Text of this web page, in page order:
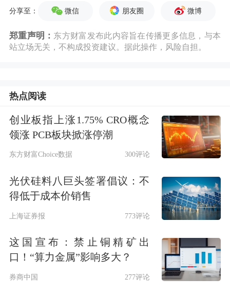
破“7”，但很快又回到“7”以内，汇率弹
破“7”，然后又回到“7”以下，整个经济
是稳定的。人民币汇率还会在合理均衡
动也是市场驱动的，而这种波动对经济
是有好处的，对我国进出口、对大家的
因何贬值？
分享至： 微信 朋友圈 微博
郑重声明： 东方财富发布此内容旨在传播更多信息，与本
站立场无关，不构成投资建议。据此操作，风险自担。
热点阅读
创业板指上涨1.75% CRO概念
领涨 PCB板块掀涨停潮
东方财富Choice数据 300评论
光伏硅料八巨头签署倡议：不
得低于成本价销售
上海证券报 773评论
这国宣布：禁止铜精矿出
口！“算力金属”影响多大？
券商中国 277评论